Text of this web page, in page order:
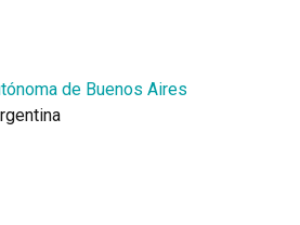
de Buenos Aires